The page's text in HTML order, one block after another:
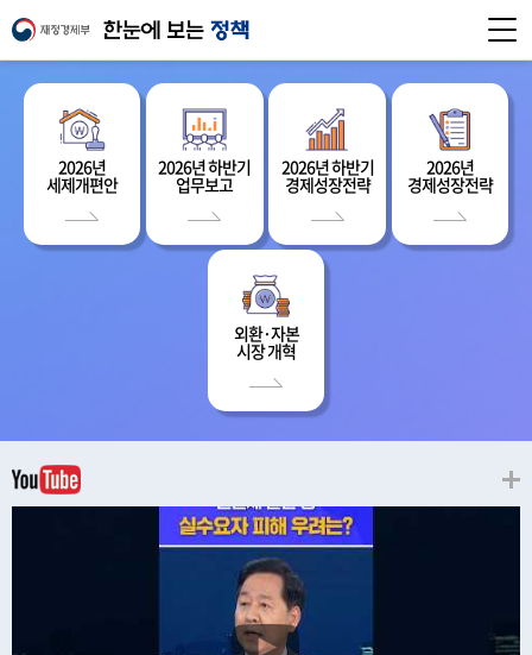
2026년
세제개편안
2026년 하반기
업무보고
2026년 하반기
경제성장전략
2026년
경제성장전략
외환·자본
시장 개혁